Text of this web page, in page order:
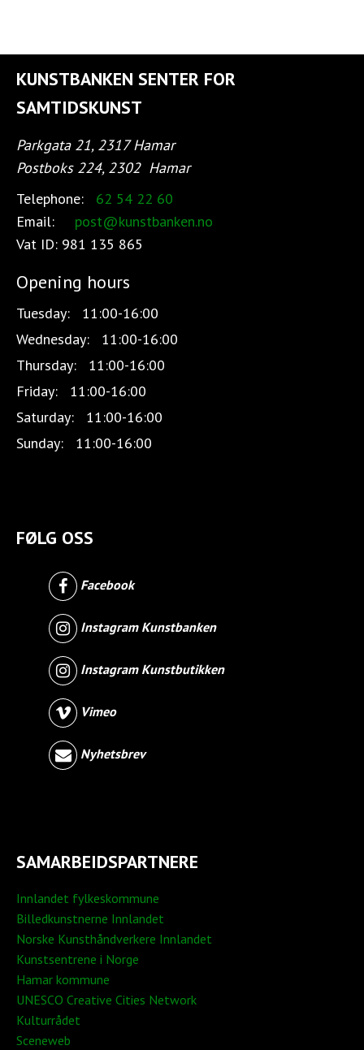
KUNSTBANKEN SENTER FOR
SAMTIDSKUNST
Parkgata 21, 2317 Hamar
Postboks 224, 2302 Hamar
Telephone:
62 54 22 60
Email:
post@kunstbanken.no
Vat ID: 981 135 865
Opening hours
Tuesday:
11:00-16:00
Wednesday:
11:00-16:00
Thursday:
11:00-16:00
Friday:
11:00-16:00
Saturday:
11:00-16:00
Sunday:
11:00-16:00
FØLG OSS
Facebook
Instagram Kunstbanken
Instagram Kunstbutikken
Vimeo
Nyhetsbrev
SAMARBEIDSPARTNERE
Innlandet fylkeskommune
Billedkunstnerne Innlandet
Norske Kunsthåndverkere Innlandet
Kunstsentrene i Norge
Hamar kommune
UNESCO Creative Cities Network
Kulturrådet
Sceneweb